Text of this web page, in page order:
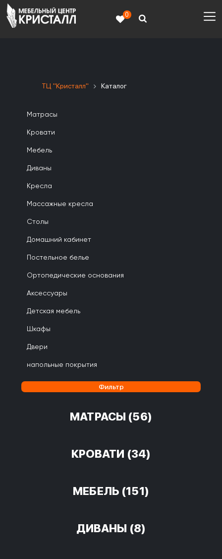
0
ТЦ "Кристалл" Каталог
Матрасы
Кровати
Мебель
Диваны
Кресла
Массажные кресла
Столы
Домашний кабинет
Постельное белье
Ортопедические основания
Аксессуары
Детская мебель
Шкафы
Двери
напольные покрытия
Фильтр
МАТРАСЫ (56)
КРОВАТИ (34)
МЕБЕЛЬ (151)
ДИВАНЫ (8)